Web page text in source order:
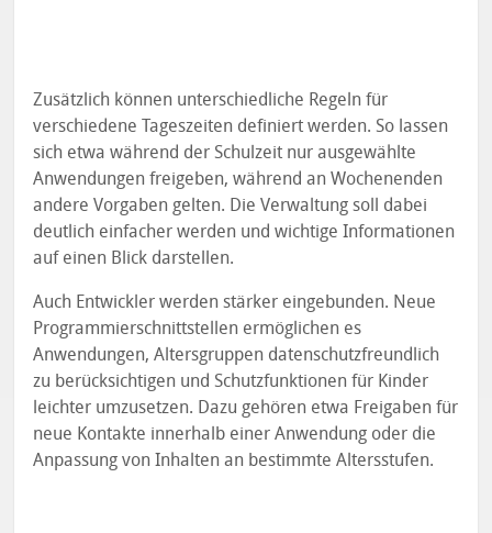
Zusätzlich können unterschiedliche Regeln für
verschiedene Tageszeiten definiert werden. So lassen
sich etwa während der Schulzeit nur ausgewählte
Anwendungen freigeben, während an Wochenenden
andere Vorgaben gelten. Die Verwaltung soll dabei
deutlich einfacher werden und wichtige Informationen
auf einen Blick darstellen.
Auch Entwickler werden stärker eingebunden. Neue
Programmierschnittstellen ermöglichen es
Anwendungen, Altersgruppen datenschutzfreundlich
zu berücksichtigen und Schutzfunktionen für Kinder
leichter umzusetzen. Dazu gehören etwa Freigaben für
neue Kontakte innerhalb einer Anwendung oder die
Anpassung von Inhalten an bestimmte Altersstufen.